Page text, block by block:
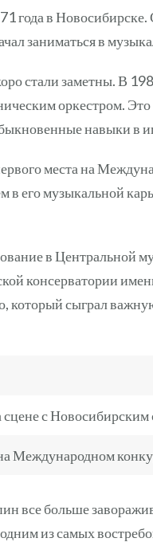
года в Новосибирске.
заниматься в
стали заметны. В
оркестром.
навыки в
места на
его музыкальной
в Центральной
консерватории
который сыграл
с
Международном
все больше
из самых